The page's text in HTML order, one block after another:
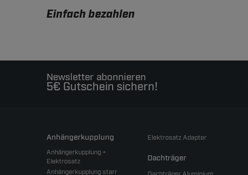
Einfach bezahlen
Newsletter abonnieren
5€ Gutschein sichern!
Anhängerkupplung
Anhängerkupplung +
Elektrosatz
Anhängerkupplung starr
Elektrosatz Adapter
Dachträger